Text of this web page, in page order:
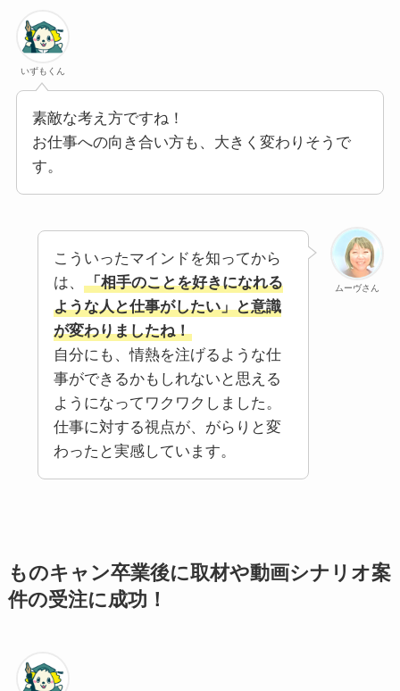
いずもくん
素敵な考え方ですね！
お仕事への向き合い方も、大きく変わりそうで
す。
ムーヴさん
こういったマインドを知ってから
は、
「相手のことを好きになれる
ような人と仕事がしたい」と意識
が変わりましたね！
自分にも、情熱を注げるような仕
事ができるかもしれないと思える
ようになってワクワクしました。
仕事に対する視点が、がらりと変
わったと実感しています。
ものキャン卒業後に取材や動画シナリオ案
件の受注に成功！